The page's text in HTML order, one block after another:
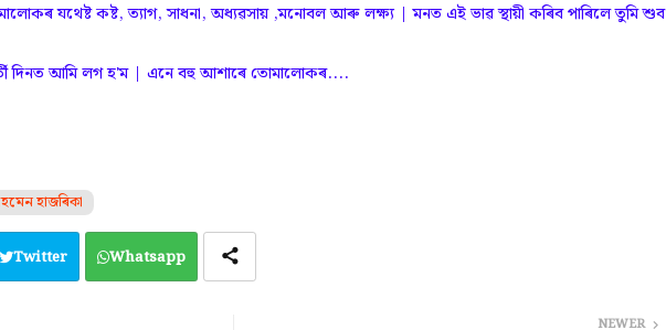
যথেষ্ট কষ্ট, ত্যাগ, সাধনা, অধ্যৱসায় ,মনোবল আৰু লক্ষ্য | মনত এই ভাৱ স্থায়ী কৰিব পাৰিলে তুমি শুব
দিনত আমি লগ হ'ম | এনে বহু আশাৰে তোমালোকৰ....
হাজৰিকা
Twitter Whatsapp
NEWER